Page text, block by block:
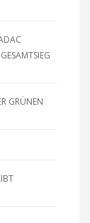
GRÜNEN